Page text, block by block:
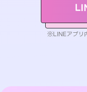
※LINEアプリ